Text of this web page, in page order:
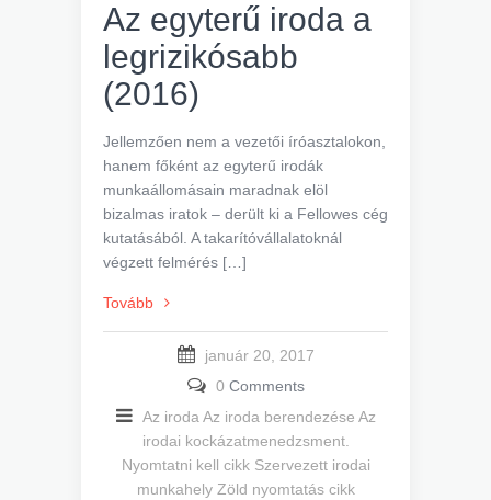
Az egyterű iroda a
legrizikósabb
(2016)
Jellemzően nem a vezetői íróasztalokon,
hanem főként az egyterű irodák
munkaállomásain maradnak elöl
bizalmas iratok – derült ki a Fellowes cég
kutatásából. A takarítóvállalatoknál
végzett felmérés […]
Tovább
január 20, 2017
0 Comments
Az iroda Az iroda berendezése Az
irodai kockázatmenedzsment.
Nyomtatni kell cikk Szervezett irodai
munkahely Zöld nyomtatás cikk